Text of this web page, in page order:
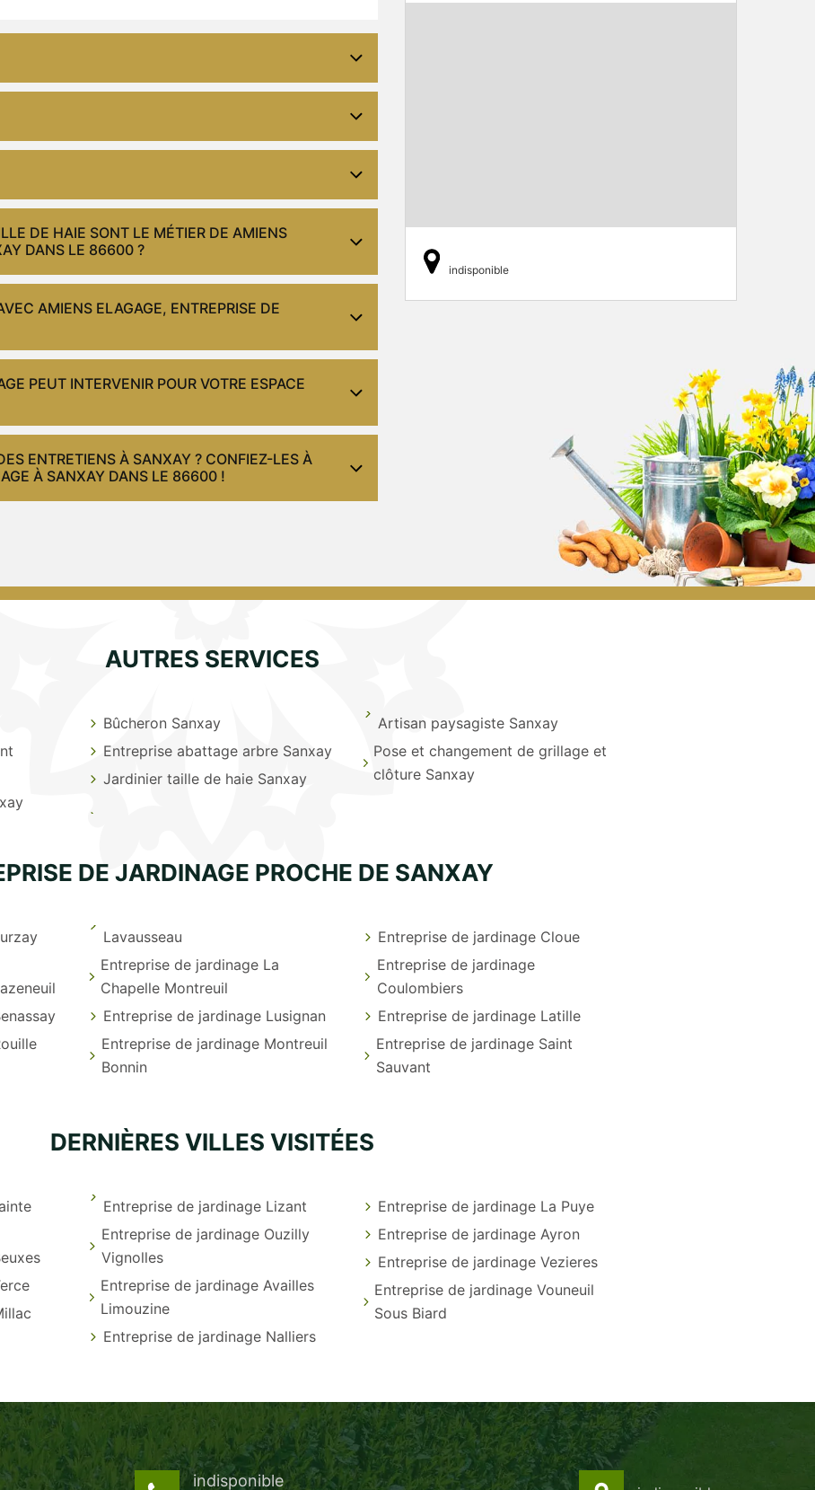
DE HAIE SONT LE MÉTIER DE AMIENS
DANS LE 86600 ?
AMIENS ELAGAGE, ENTREPRISE DE
PEUT INTERVENIR POUR VOTRE ESPACE
ENTRETIENS À SANXAY ? CONFIEZ-LES À
À SANXAY DANS LE 86600 !
indisponible
AUTRES SERVICES
Bûcheron Sanxay
Entreprise abattage arbre Sanxay
Jardinier taille de haie Sanxay
Artisan paysagiste Sanxay
Pose et changement de grillage et
clôture Sanxay
DE JARDINAGE PROCHE DE SANXAY
Lavausseau
Entreprise de jardinage La
Chapelle Montreuil
Entreprise de jardinage Lusignan
Entreprise de jardinage Montreuil
Bonnin
Entreprise de jardinage Cloue
Entreprise de jardinage
Coulombiers
Entreprise de jardinage Latille
Entreprise de jardinage Saint
Sauvant
DERNIÈRES VILLES VISITÉES
Entreprise de jardinage Lizant
Entreprise de jardinage Ouzilly
Vignolles
Entreprise de jardinage Availles
Limouzine
Entreprise de jardinage Nalliers
Entreprise de jardinage La Puye
Entreprise de jardinage Ayron
Entreprise de jardinage Vezieres
Entreprise de jardinage Vouneuil
Sous Biard
indisponible